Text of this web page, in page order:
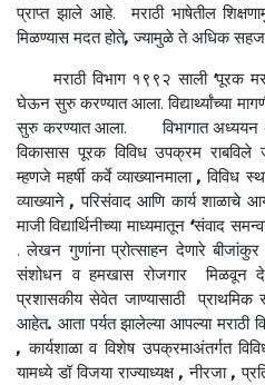
प्राप्त झाले आहे. मराठी भाषेतील
मिळण्यास मदत होते,ज्यामुळे ते अधिक
मराठी विभाग १९९२ साली 'पूरक
घेऊन सुरु करण्यात आला. विद्यार्थ्यांच्या
सुरु करण्यात आला. विभागात अध्ययन
विकासास पूरक विविध उपक्रम
म्हणजे महर्षी कर्वे व्याख्यानमाला ,विविध
व्याख्याने,परिसंवाद आणि कार्य शाळाचे
माजी विद्यार्थिनीच्या माध्यमातून ‘संवाद
. लेखन गुणांना प्रोत्साहन देणारे बीजांकुर
संशोधन व हमखास रोजगार मिळवून
प्रशासकीय सेवेत जाण्यासाठी प्राथमिक
आहेत. आता पर्यत झालेल्या आपल्या मराठी
,कार्यशाळा व विशेष उपक्रमाअंतर्गत
यामध्ये डॉ विजया राज्याध्यक्ष ,नीरजा ,